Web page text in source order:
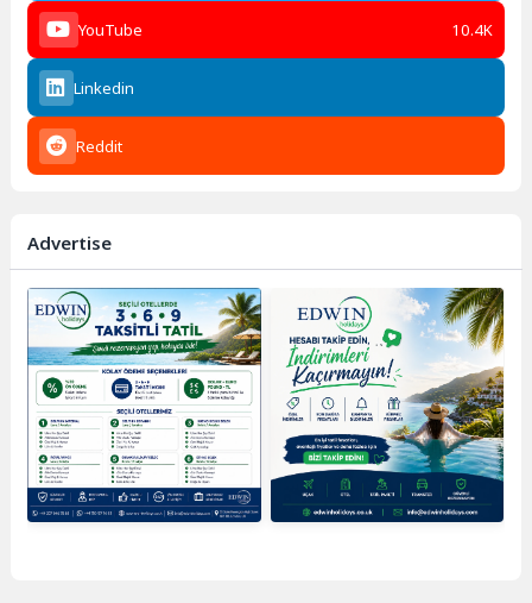
YouTube 10.4K
Linkedin
Reddit
Advertise